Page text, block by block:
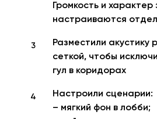
Громкость и характер
настраиваются
Разместили акустику
сеткой, чтобы
гул в коридорах
Настроили сценарии:
– мягкий фон в лобби;